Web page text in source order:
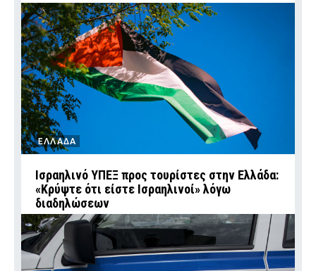
ΕΛΛΑΔΑ
Ισραηλινό ΥΠΕΞ προς τουρίστες στην Ελλάδα:
«Κρύψτε ότι είστε Ισραηλινοί» λόγω
διαδηλώσεων